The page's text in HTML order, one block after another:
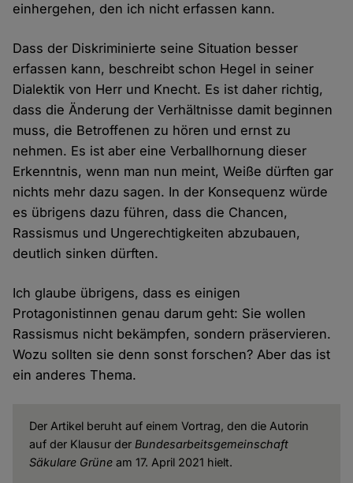
einhergehen, den ich nicht erfassen kann.
Dass der Diskriminierte seine Situation besser
erfassen kann, beschreibt schon Hegel in seiner
Dialektik von Herr und Knecht. Es ist daher richtig,
dass die Änderung der Verhältnisse damit beginnen
muss, die Betroffenen zu hören und ernst zu
nehmen. Es ist aber eine Verballhornung dieser
Erkenntnis, wenn man nun meint, Weiße dürften gar
nichts mehr dazu sagen. In der Konsequenz würde
es übrigens dazu führen, dass die Chancen,
Rassismus und Ungerechtigkeiten abzubauen,
deutlich sinken dürften.
Ich glaube übrigens, dass es einigen
Protagonistinnen genau darum geht: Sie wollen
Rassismus nicht bekämpfen, sondern präservieren.
Wozu sollten sie denn sonst forschen? Aber das ist
ein anderes Thema.
Der Artikel beruht auf einem Vortrag, den die Autorin
auf der Klausur der Bundesarbeitsgemeinschaft
Säkulare Grüneam 17. April 2021 hielt.